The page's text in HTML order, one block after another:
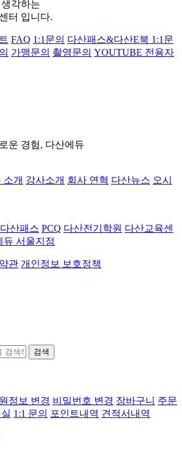
각하는
터 입니다.
FAQ 1:1문의 다산패스&다산E북 1:1문
가맹문의 촬영문의 YOUTUBE 전용자
운 경험, 다산에듀
소개 강사소개 회사 연혁 다산뉴스 오시
다산패스 PCQ 다산전기학원 다산교육센
듀 서울지점
관 개인정보 보호정책
검색
정보 변경 비밀번호 변경 장바구니 주문
1:1 문의 포인트내역 견적서내역